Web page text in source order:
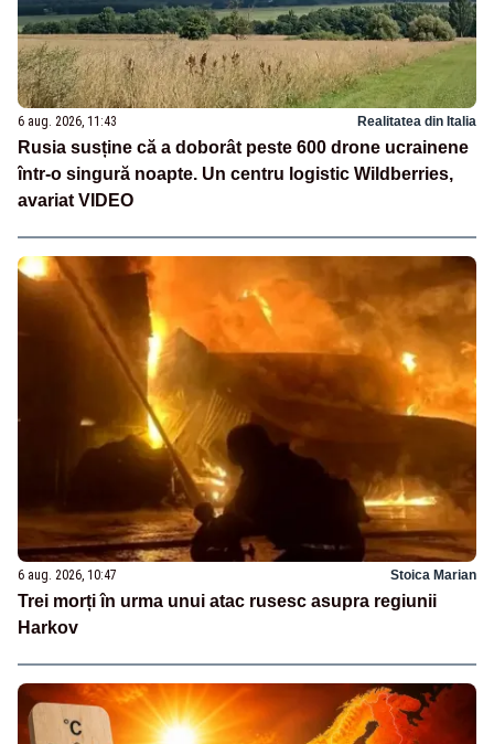
6 aug. 2026, 11:43 Realitatea din Italia
Rusia susține că a doborât peste 600 drone ucrainene
într-o singură noapte. Un centru logistic Wildberries,
avariat VIDEO
6 aug. 2026, 10:47 Stoica Marian
Trei morți în urma unui atac rusesc asupra regiunii
Harkov